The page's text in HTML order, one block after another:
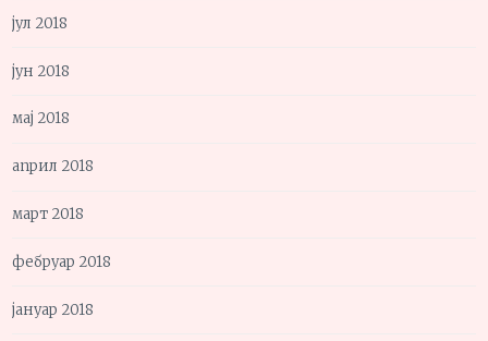
јул 2018
јун 2018
мај 2018
април 2018
март 2018
фебруар 2018
јануар 2018